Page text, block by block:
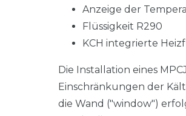
Anzeige der
Flüssigkeit R290
KCH integrierte
Die Installation eines
Einschränkungen der
die Wand ("window")